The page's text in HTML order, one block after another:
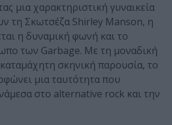
μια χαρακτηριστική γυναικεία
τη Σκωτσέζα Shirley Manson, η
η δυναμική φωνή και το
των Garbage. Με τη μοναδική
σκηνική παρουσία, το
μια ταυτότητα που
στο alternative rock και την